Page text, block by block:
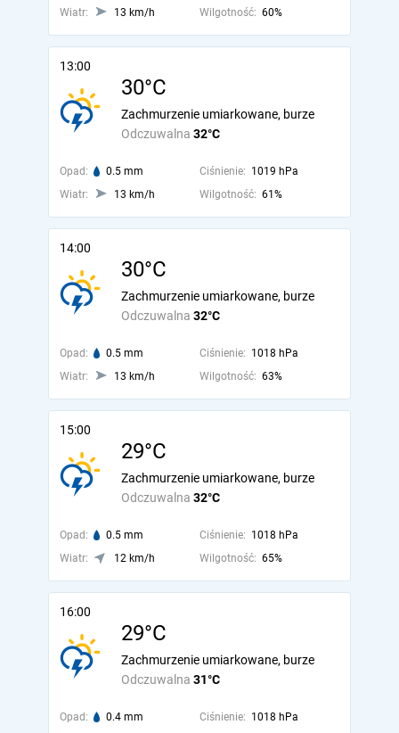
Wiatr:
13 km/h Wilgotność: 60%
13:00
30°C
Odczuwalna 32°C
Zachmurzenie umiarkowane, burze
Opad: 0.5 mm Ciśnienie: 1019 hPa
Wiatr:
13 km/h Wilgotność: 61%
14:00
30°C
Odczuwalna 32°C
Zachmurzenie umiarkowane, burze
Opad: 0.5 mm Ciśnienie: 1018 hPa
Wiatr:
13 km/h Wilgotność: 63%
15:00
29°C
Odczuwalna 32°C
Zachmurzenie umiarkowane, burze
Opad: 0.5 mm Ciśnienie: 1018 hPa
Wiatr:
12 km/h Wilgotność: 65%
16:00
29°C
Odczuwalna 31°C
Zachmurzenie umiarkowane, burze
Opad: 0.4 mm Ciśnienie: 1018 hPa